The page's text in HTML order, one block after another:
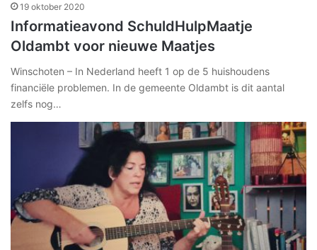
19 oktober 2020
Informatieavond SchuldHulpMaatje
Oldambt voor nieuwe Maatjes
Winschoten – In Nederland heeft 1 op de 5 huishoudens
financiële problemen. In de gemeente Oldambt is dit aantal
zelfs nog…